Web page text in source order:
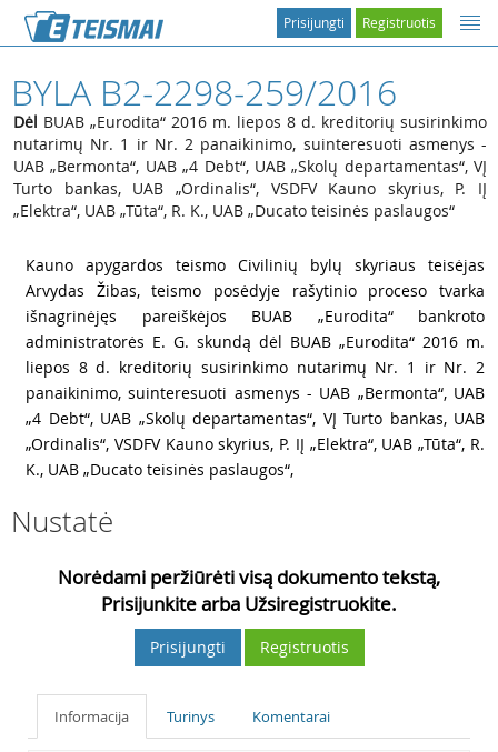
Registruotis
Prisijungti
BYLA B2-2298-259/2016
Dėl BUAB „Eurodita“ 2016 m. liepos 8 d. kreditorių susirinkimo
nutarimų Nr. 1 ir Nr. 2 panaikinimo, suinteresuoti asmenys -
UAB „Bermonta“, UAB „4 Debt“, UAB „Skolų departamentas“, VĮ
Turto bankas, UAB „Ordinalis“, VSDFV Kauno skyrius, P. IĮ
„Elektra“, UAB „Tūta“, R. K., UAB „Ducato teisinės paslaugos“
Kauno apygardos teismo Civilinių bylų skyriaus teisėjas
Arvydas Žibas, teismo posėdyje rašytinio proceso tvarka
išnagrinėjęs pareiškėjos BUAB „Eurodita“ bankroto
administratorės E. G. skundą dėl BUAB „Eurodita“ 2016 m.
liepos 8 d. kreditorių susirinkimo nutarimų Nr. 1 ir Nr. 2
panaikinimo, suinteresuoti asmenys - UAB „Bermonta“, UAB
„4 Debt“, UAB „Skolų departamentas“, VĮ Turto bankas, UAB
„Ordinalis“, VSDFV Kauno skyrius, P. IĮ „Elektra“, UAB „Tūta“, R.
K., UAB „Ducato teisinės paslaugos“,
Nustatė
Norėdami peržiūrėti visą dokumento tekstą,
Prisijunkite arba Užsiregistruokite.
Prisijungti Registruotis
Informacija Turinys Komentarai